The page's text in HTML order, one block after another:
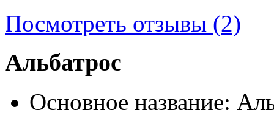
Посмотреть отзывы (2)
Альбатрос
Основное название: